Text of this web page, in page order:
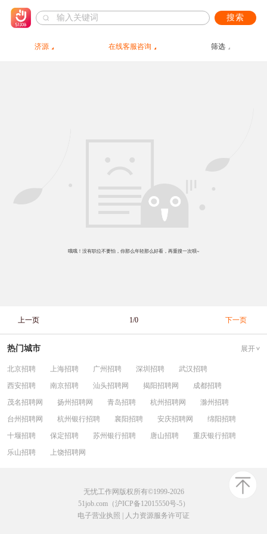
搜索
济源 在线客服咨询 筛选
哦哦！没有职位不要怕，你那么年轻那么好看，再重搜一次呗~
上一页 1/0 下一页
热门城市 展开
北京招聘 上海招聘 广州招聘 深圳招聘
武汉招聘
西安招聘
南京招聘 汕头招聘网 揭阳招聘网
成都招聘
茂名招聘网
扬州招聘网 青岛招聘 杭州招聘网
滁州招聘
台州招聘网
杭州银行招聘 襄阳招聘 安庆招聘网
绵阳招聘
十堰招聘
保定招聘 苏州银行招聘 唐山招聘
重庆银行招聘
乐山招聘
上饶招聘网
无忧工作网版权所有©1999-2026
51job.com（沪ICP备12015550号-5）
电子营业执照
人力资源服务许可证